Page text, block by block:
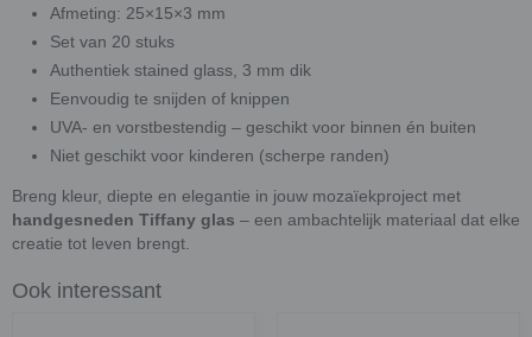
Afmeting: 25×15×3 mm
Set van 20 stuks
Authentiek stained glass, 3 mm dik
Eenvoudig te snijden of knippen
UVA- en vorstbestendig – geschikt voor binnen én buiten
Niet geschikt voor kinderen (scherpe randen)
Breng kleur, diepte en elegantie in jouw mozaïekproject met
handgesneden Tiffany glas – een ambachtelijk materiaal dat elke
creatie tot leven brengt.
Ook interessant